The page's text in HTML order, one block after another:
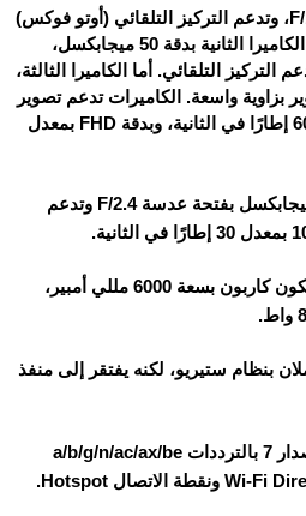
ميجابكسل مع فتحة عدسة F/1.8، وتدعم التركيز التلقائي (أوتو فوكس)
وتقنية التثبيت البصري (OIS). الكاميرا الثانية بدقة 50 ميجابكسل،
التلقائي. أما الكاميرا الثالثة،
للتصوير بزاوية واسعة. الكاميرات تدعم تصوير
الفيديو بدقة 4K بمعدل 30 أو 60 إطارًا في الثانية، وبدقة FHD بمعدل
الكاميرا الأمامية بدقة 16 ميجابكسل بفتحة عدسة F/2.4 وتدعم
البطارية تأتي من نوع سيليكون كاربون بسعة 6000 مللي أمبير،
بنظام ستيريو، لكنه يفتقر إلى منفذ
يدعم شبكات الواي فاي إصدار 7 بالترددات a/b/g/n/ac/ax/be